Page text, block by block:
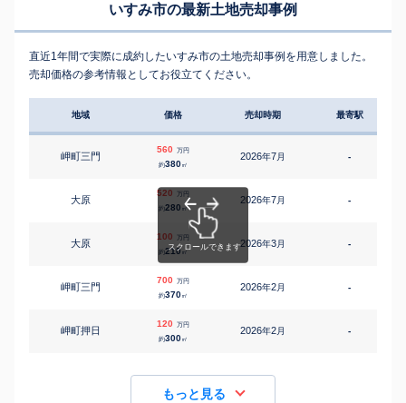
いすみ市の最新土地売却事例
直近1年間で実際に成約したいすみ市の土地売却事例を用意しました。
売却価格の参考情報としてお役立てください。
地域 価格 売却時期 最寄駅
岬町三門
560 万円
約380㎡
2026年7月 -
大原
520 万円
約280 ㎡
2026年7月 -
大原
100 万円
約210㎡
2026年3月 -
岬町三門
700 万円
約370㎡
2026年2月 -
岬町押日
120 万円
約300㎡
2026年2月 -
もっと見る